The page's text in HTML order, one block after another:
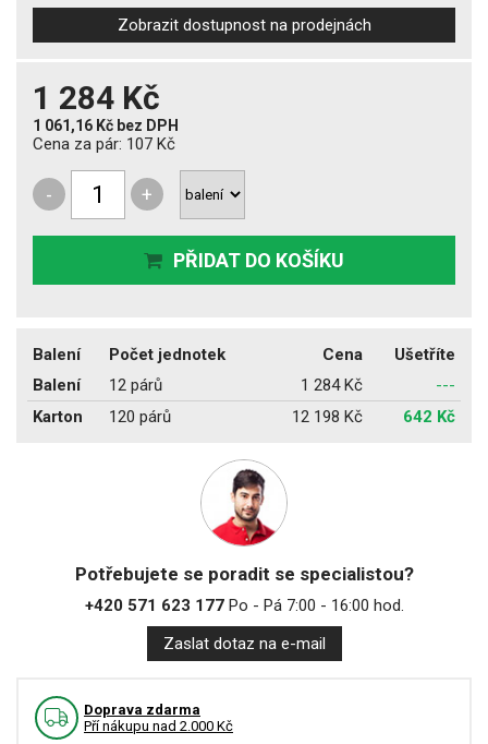
Zobrazit dostupnost na prodejnách
1 284 Kč
1 061,16 Kč bez DPH
Cena za pár: 107 Kč
- +
PŘIDAT DO KOŠÍKU
Balení Počet jednotek Cena
Ušetříte
Balení
12 párů 1 284 Kč
---
Karton
120 párů 12 198 Kč 642 Kč
Potřebujete se poradit se specialistou?
+420 571 623 177Po - Pá 7:00 - 16:00 hod.
Zaslat dotaz na e-mail
Doprava zdarma
Pří nákupu nad 2.000 Kč